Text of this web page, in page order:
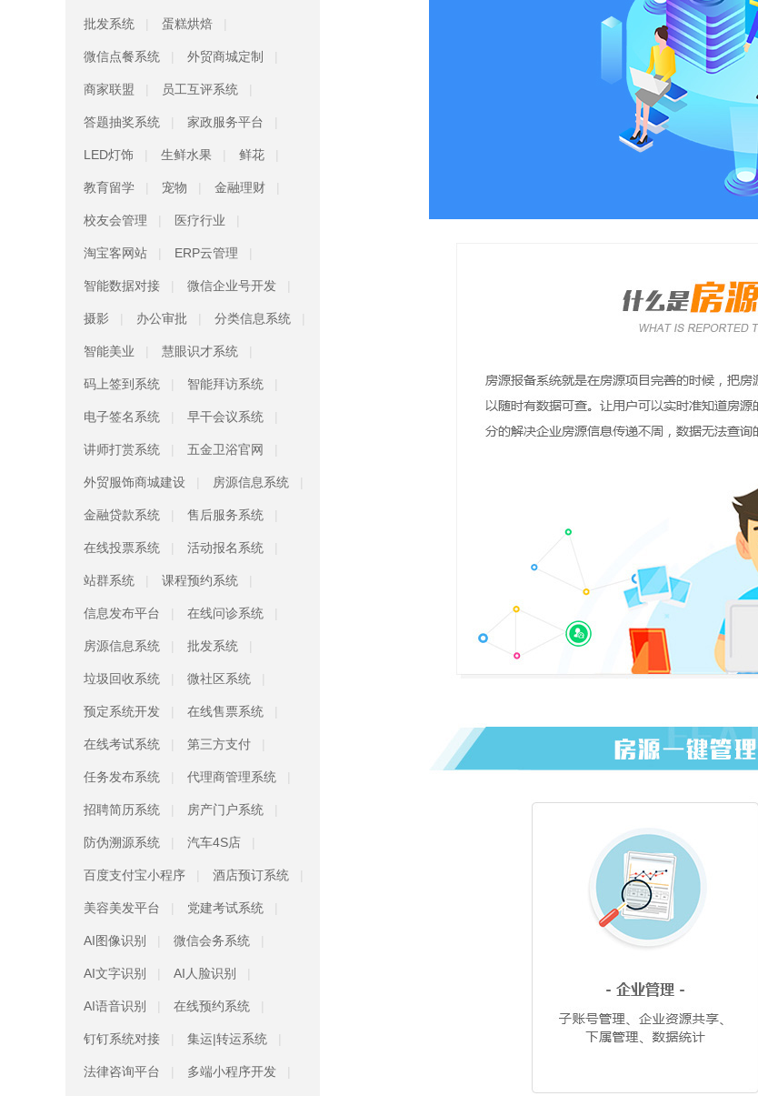
批发系统 蛋糕烘焙
微信点餐系统 外贸商城定制
商家联盟 员工互评系统
答题抽奖系统 家政服务平台
LED灯饰 生鲜水果 鲜花
教育留学 宠物 金融理财
校友会管理 医疗行业
淘宝客网站 ERP云管理
智能数据对接 微信企业号开发
摄影 办公审批 分类信息系统
智能美业 慧眼识才系统
码上签到系统 智能拜访系统
电子签名系统 早干会议系统
讲师打赏系统 五金卫浴官网
外贸服饰商城建设 房源信息系统
金融贷款系统 售后服务系统
在线投票系统 活动报名系统
站群系统 课程预约系统
信息发布平台 在线问诊系统
房源信息系统 批发系统
垃圾回收系统 微社区系统
预定系统开发 在线售票系统
在线考试系统 第三方支付
任务发布系统 代理商管理系统
招聘简历系统 房产门户系统
防伪溯源系统 汽车4S店
百度支付宝小程序 酒店预订系统
美容美发平台 党建考试系统
AI图像识别 微信会务系统
AI文字识别 AI人脸识别
AI语音识别 在线预约系统
钉钉系统对接 集运|转运系统
法律咨询平台 多端小程序开发